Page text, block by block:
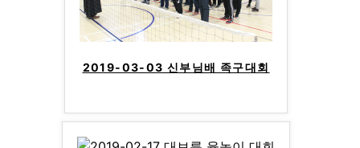
2019-03-03 신부님배 족구대회